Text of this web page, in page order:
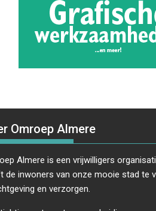
Omroep Almere
Almere is een vrijwilligers
de inwoners van onze mooie stad te
en verzorgen.